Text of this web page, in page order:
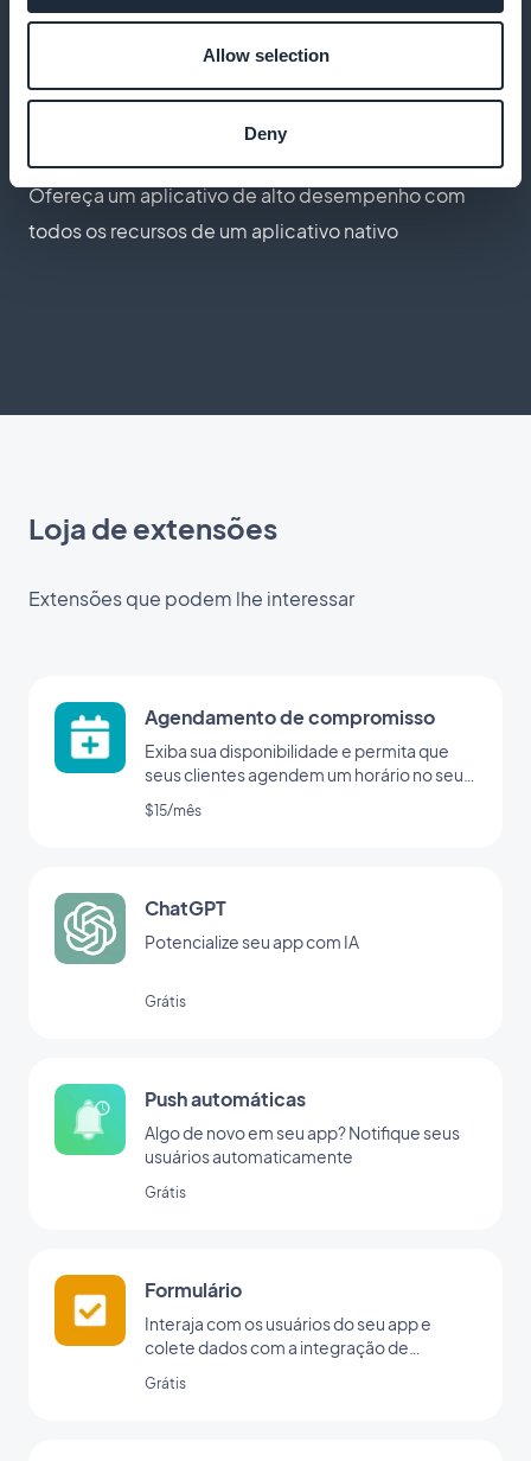
Allow selection
Deny
entender as necessidades de seus clientes
Experiência excepcional do usuário
Ofereça um aplicativo de alto desempenho com
todos os recursos de um aplicativo nativo
Loja de extensões
Extensões que podem lhe interessar
Agendamento de compromisso
Exiba sua disponibilidade e permita que
seus clientes agendem um horário no seu
app
$15/mês
ChatGPT
Potencialize seu app com IA
Grátis
Push automáticas
Algo de novo em seu app? Notifique seus
usuários automaticamente
Grátis
Formulário
Interaja com os usuários do seu app e
colete dados com a integração de
Grátis